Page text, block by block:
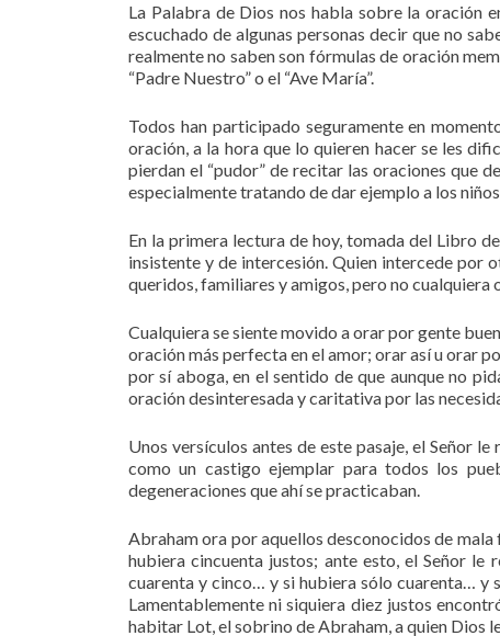
La Palabra de Dios nos habla sobre la oración
escuchado de algunas personas decir que no
realmente no saben son fórmulas de oración
“Padre Nuestro” o el “Ave María”.
Todos han participado seguramente en
oración, a la hora que lo quieren hacer se les
pierdan el “pudor” de recitar las oraciones que
especialmente tratando de dar ejemplo a los
En la primera lectura de hoy, tomada del Libro
insistente y de intercesión. Quien intercede por
queridos, familiares y amigos, pero no cualquiera
Cualquiera se siente movido a orar por gente
oración más perfecta en el amor; orar así u orar
por sí aboga, en el sentido de que aunque no
oración desinteresada y caritativa por las
Unos versículos antes de este pasaje, el Señor
como un castigo ejemplar para todos los
degeneraciones que ahí se practicaban.
Abraham ora por aquellos desconocidos de
hubiera cincuenta justos; ante esto, el Señor le
cuarenta y cinco… y si hubiera sólo cuarenta… y
Lamentablemente ni siquiera diez justos
habitar Lot, el sobrino de Abraham, a quien Dios